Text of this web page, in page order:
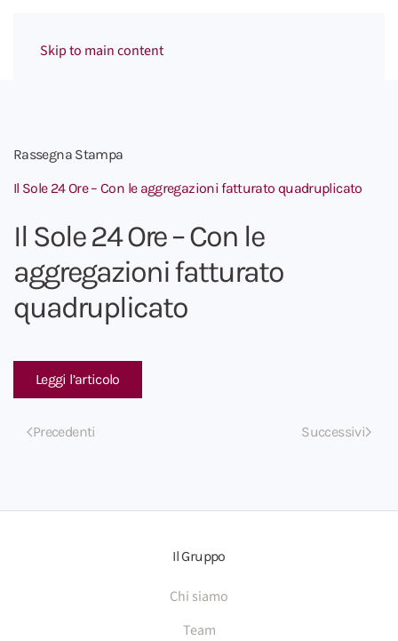
Skip to main content
Rassegna Stampa
Il Sole 24 Ore – Con le aggregazioni fatturato quadruplicato
Il Sole 24 Ore – Con le
aggregazioni fatturato
quadruplicato
Leggi l’articolo
Precedenti Successivi
Il Gruppo
Chi siamo
Team